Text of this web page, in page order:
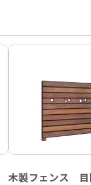
木製フェンス